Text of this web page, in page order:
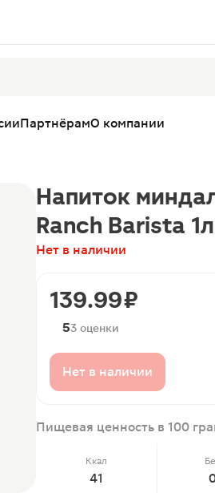
ПартнёрамО компании
Напиток
Ranch Barista 1л
Нет в наличии
139.99 ₽
53 оценки
Нет в наличии
Пищевая ценность в 100
Ккал
41